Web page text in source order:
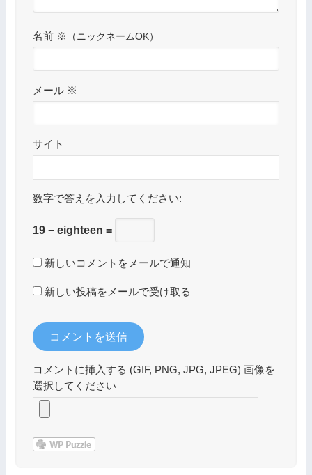
名前 ※
メール ※
サイト
数字で答えを入力してください:
19 − eighteen =
新しいコメントをメールで通知
新しい投稿をメールで受け取る
コメントに挿入する (GIF, PNG, JPG, JPEG) 画像を
選択してください